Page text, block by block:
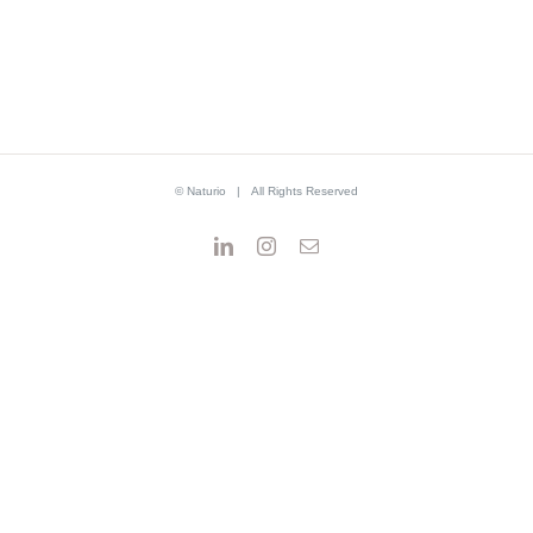
© Naturio | All Rights Reserved
LinkedInInstagram
E-